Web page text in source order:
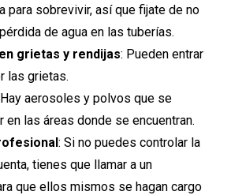
para sobrevivir, así que fijate de no
de agua en las tuberías.
grietas y rendijas: Pueden entrar
las grietas.
aerosoles y polvos que se
en las áreas donde se encuentran.
: Si no puedes controlar la
tienes que llamar a un
que ellos mismos se hagan cargo